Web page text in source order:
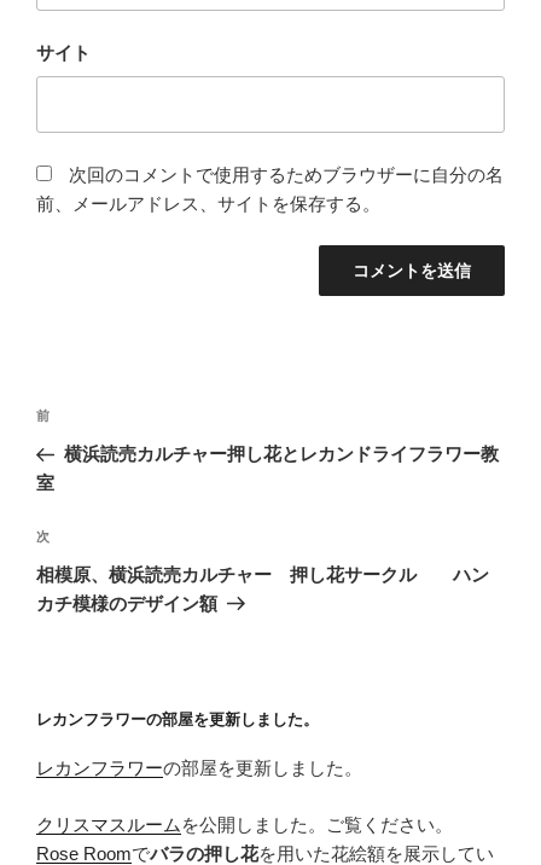
サイト
次回のコメントで使用するためブラウザーに自分の名
前、メールアドレス、サイトを保存する。
投
ナ
ゲ
ー
シ
前
の
投
前
横浜読売カルチャー押し花とレカンドライフラワー教
室
次
の
投
次
相模原、横浜読売カルチャー 押し花サークル ハン
カチ模様のデザイン額
レカンフラワーの部屋を更新しました。
レカンフラワーの部屋を更新しました。
クリスマスルーム を公開しました。ご覧ください。
Rose Roomでバラの押し花を用いた花絵額を展示してい